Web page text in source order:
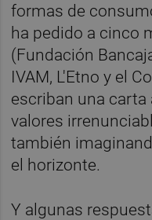
formas de
ha pedido a cinco
(Fundación
IVAM, L'Etno y el
escriban una
valores
también
el horizonte.
Y algunas